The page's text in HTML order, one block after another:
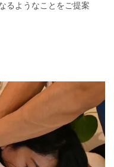
るようなことをご提案